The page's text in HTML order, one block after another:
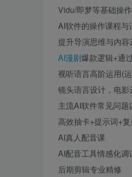
Vidu/即梦等基础操作
AI软件的操作课程
提升导演思维与内容
AI漫剧爆款逻辑+通
视听语言高阶运用(
镜头语言设计，电
主流AI软件常见问
高效抽卡+提示词+
AI真人配音课
AI配音工具情感化
后期剪辑专业精修